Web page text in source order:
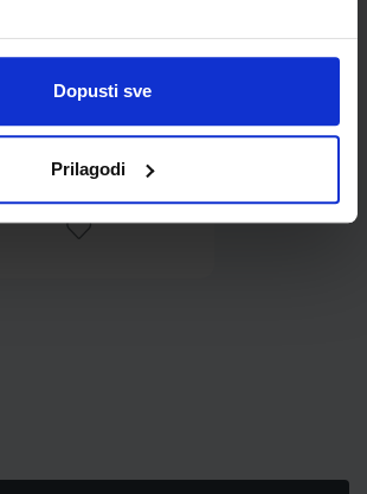
Dopusti sve
Prilagodi
0,85 €